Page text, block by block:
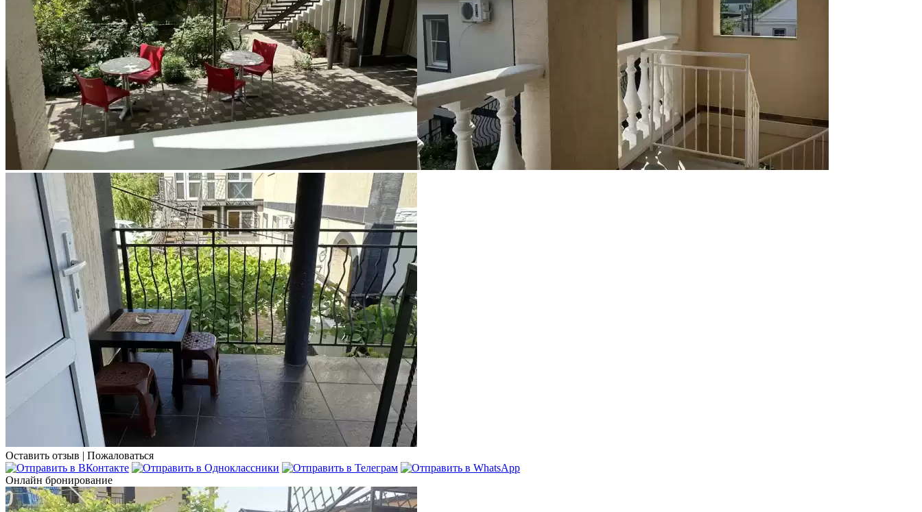
Оставить отзыв | Пожаловаться
Онлайн бронирование